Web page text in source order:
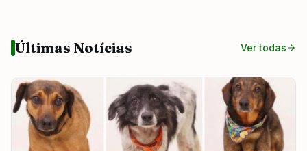
Últimas Notícias Ver todas